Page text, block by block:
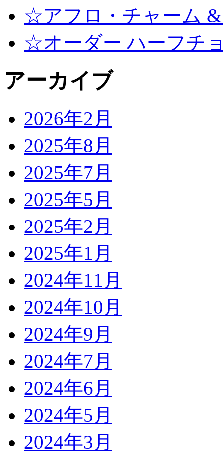
☆アフロ・チャーム
☆オーダー ハーフチ
アーカイブ
2026年2月
2025年8月
2025年7月
2025年5月
2025年2月
2025年1月
2024年11月
2024年10月
2024年9月
2024年7月
2024年6月
2024年5月
2024年3月